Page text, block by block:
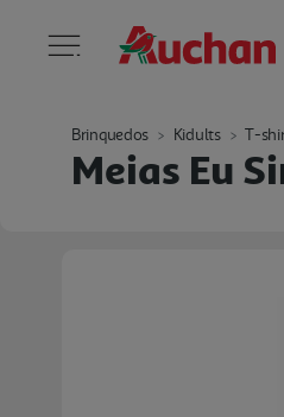
Brinquedos Kidults T-
Meias Eu